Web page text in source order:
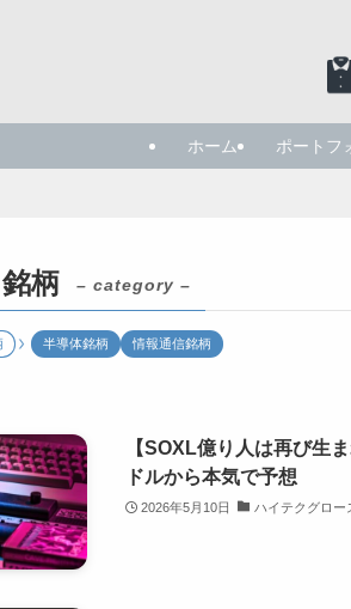
ホーム ポートフ
柄 – category –
半導体銘柄 情報通信銘柄
【SOXL億り人は再び生
ドルから本気で予想
2026年5月10日 ハイテクグロー